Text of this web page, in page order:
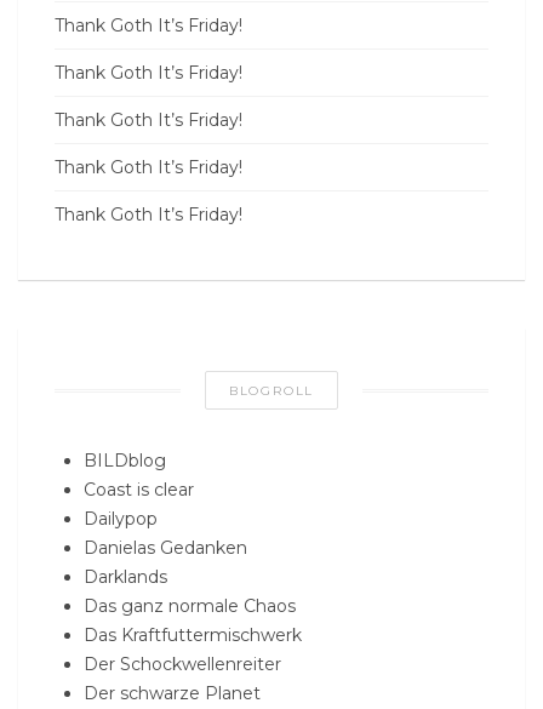
Thank Goth It’s Friday!
Thank Goth It’s Friday!
Thank Goth It’s Friday!
Thank Goth It’s Friday!
Thank Goth It’s Friday!
BLOGROLL
BILDblog
Coast is clear
Dailypop
Danielas Gedanken
Darklands
Das ganz normale Chaos
Das Kraftfuttermischwerk
Der Schockwellenreiter
Der schwarze Planet